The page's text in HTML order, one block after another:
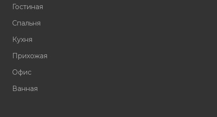
Гостиная
Спальня
Кухня
Прихожая
Офис
Ванная